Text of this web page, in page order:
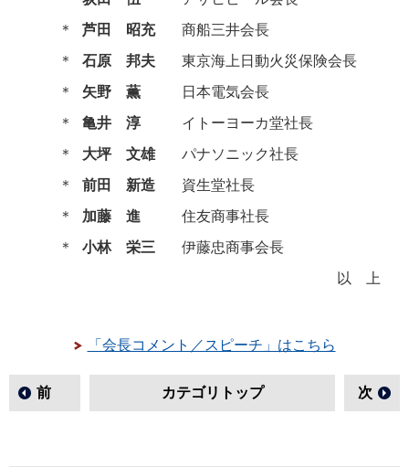
＊
芦田 昭充
商船三井会長
＊
石原 邦夫
東京海上日動火災保険会長
＊
矢野 薫
日本電気会長
＊
亀井 淳
イトーヨーカ堂社長
＊
大坪 文雄
パナソニック社長
＊
前田 新造
資生堂社長
＊
加藤 進
住友商事社長
＊
小林 栄三
伊藤忠商事会長
以上
「会長コメント／スピーチ」はこちら
前 カテゴリトップ 次